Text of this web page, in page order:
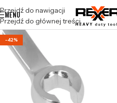
Przejdź do nawigacji
Przejdź do głównej treści
MENU
-42%